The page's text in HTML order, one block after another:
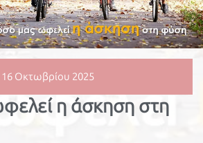
16 Οκτωβρίου 2025
η άσκηση στη